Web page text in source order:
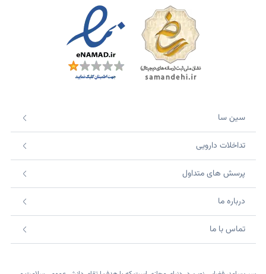
سین سا
تداخلات دارویی
پرسش های متداول
درباره ما
تماس با ما